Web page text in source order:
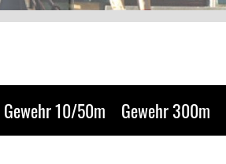
Gewehr 10/50m Gewehr 300m